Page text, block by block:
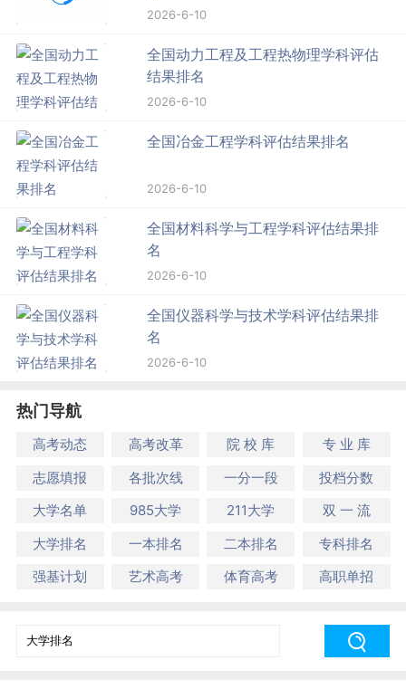
2026-6-10
全国动力工程及工程热物理学科评估
结果排名
2026-6-10
全国冶金工程学科评估结果排名
2026-6-10
全国材料科学与工程学科评估结果排
名
2026-6-10
全国仪器科学与技术学科评估结果排
名
2026-6-10
热门导航
高考动态 高考改革 院 校 库
专 业 库
志愿填报
各批次线 一分一段
投档分数
大学名单
985大学 211大学
双 一 流
大学排名
一本排名 二本排名
专科排名
强基计划
艺术高考 体育高考 高职单招